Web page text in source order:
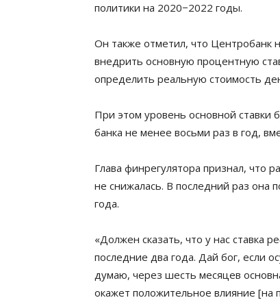
политики на 2020−2022 годы.
Он также отметил, что Центробанк
внедрить основную процентную
определить реальную стоимость
При этом уровень основной ставки
банка не менее восьми раз в год,
Глава финрегулятора признал, что
не снижалась. В последний раз она
года.
«Должен сказать, что у нас ставка
последние два года. Дай бог, если
думаю, через шесть месяцев
окажет положительное влияние